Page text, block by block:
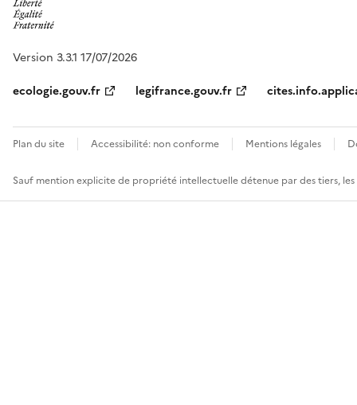
Version 3.3.1 17/07/2026
ecologie.gouv.fr
legifrance.gouv.fr
Plan du site Accessibilité: non conforme Mentions légales
Sauf mention explicite de propriété intellectuelle détenue par des tiers,